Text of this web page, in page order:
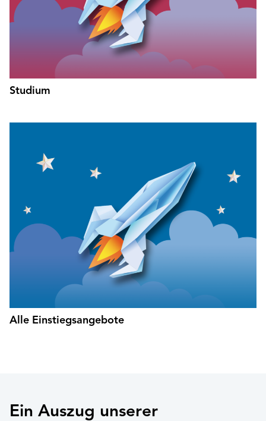
Studium
Alle Einstiegsangebote
Ein Auszug unserer